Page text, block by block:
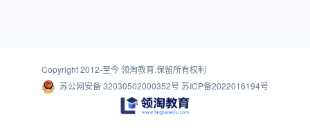
Copyright 2012-至今领淘教育.保留所有权利
苏公网安备 32030502000352号 苏ICP备2022016194号